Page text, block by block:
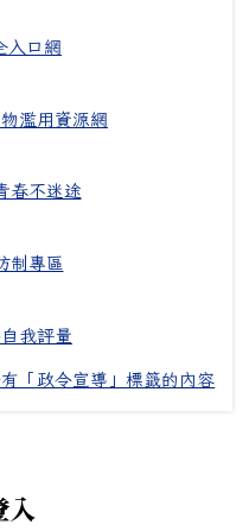
入口網
濫用資源網
春不迷途
制專區
我評量
「政令宣導」標籤的內容
入